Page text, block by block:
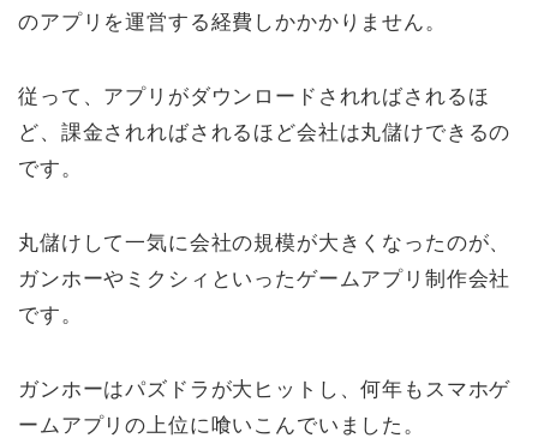
のアプリを運営する経費しかかかりません。
従って、アプリがダウンロードされればされるほ
ど、課金されればされるほど会社は丸儲けできるの
です。
丸儲けして一気に会社の規模が大きくなったのが、
ガンホーやミクシィといったゲームアプリ制作会社
です。
ガンホーはパズドラが大ヒットし、何年もスマホゲ
ームアプリの上位に喰いこんでいました。